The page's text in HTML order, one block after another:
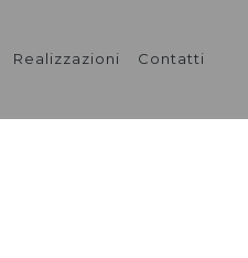
Realizzazioni Contatti